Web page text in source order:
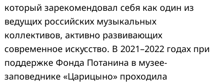
который зарекомендовал себя как один из
ведущих российских музыкальных
коллективов, активно развивающих
современное искусство. В 2021–2022 годах при
поддержке Фонда Потанина в музее-
заповеднике «Царицыно» проходила